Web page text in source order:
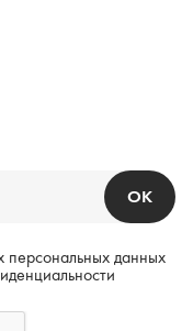
ОК
персональных данных